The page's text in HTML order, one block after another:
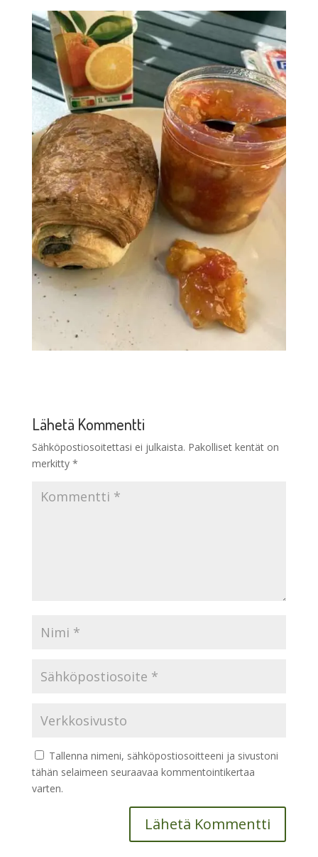
Lähetä Kommentti
Sähköpostiosoitettasi ei julkaista. Pakolliset kentät on
merkitty *
Tallenna nimeni, sähköpostiosoitteeni ja sivustoni
tähän selaimeen seuraavaa kommentointikertaa
varten.